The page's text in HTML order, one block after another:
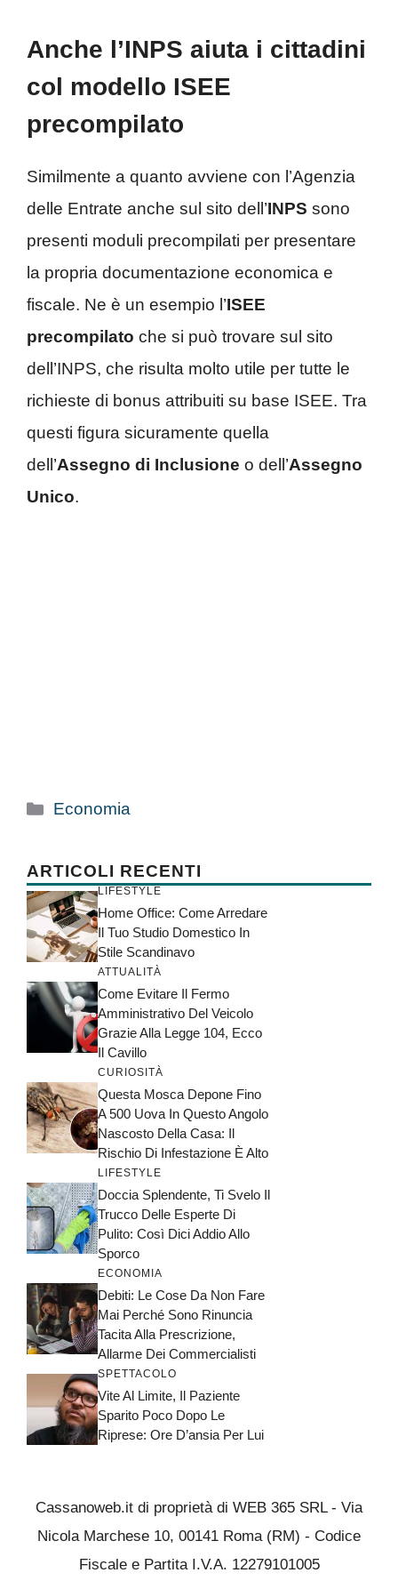
Anche l’INPS aiuta i cittadini
col modello ISEE
precompilato
Similmente a quanto avviene con l’Agenzia
delle Entrate anche sul sito dell’INPS sono
presenti moduli precompilati per presentare
la propria documentazione economica e
fiscale. Ne è un esempio l’ISEE
precompilato che si può trovare sul sito
dell’INPS, che risulta molto utile per tutte le
richieste di bonus attribuiti su base ISEE. Tra
questi figura sicuramente quella
dell’Assegno di Inclusione o dell’Assegno
Unico.
Categorie
Economia
ARTICOLI RECENTI
LIFESTYLE
Home Office: Come Arredare
Il Tuo Studio Domestico In
Stile Scandinavo
ATTUALITÀ
Come Evitare Il Fermo
Amministrativo Del Veicolo
Grazie Alla Legge 104, Ecco
Il Cavillo
CURIOSITÀ
Questa Mosca Depone Fino
A 500 Uova In Questo Angolo
Nascosto Della Casa: Il
Rischio Di Infestazione È Alto
LIFESTYLE
Doccia Splendente, Ti Svelo Il
Trucco Delle Esperte Di
Pulito: Così Dici Addio Allo
Sporco
ECONOMIA
Debiti: Le Cose Da Non Fare
Mai Perché Sono Rinuncia
Tacita Alla Prescrizione,
Allarme Dei Commercialisti
SPETTACOLO
Vite Al Limite, Il Paziente
Sparito Poco Dopo Le
Riprese: Ore D’ansia Per Lui
Cassanoweb.it di proprietà di WEB 365 SRL - Via
Nicola Marchese 10, 00141 Roma (RM) - Codice
Fiscale e Partita I.V.A. 12279101005